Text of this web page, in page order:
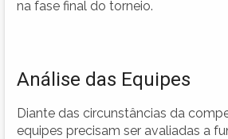
na fase final do torneio.
Análise das Equipes
Diante das circunstâncias da
equipes precisam ser avaliadas a